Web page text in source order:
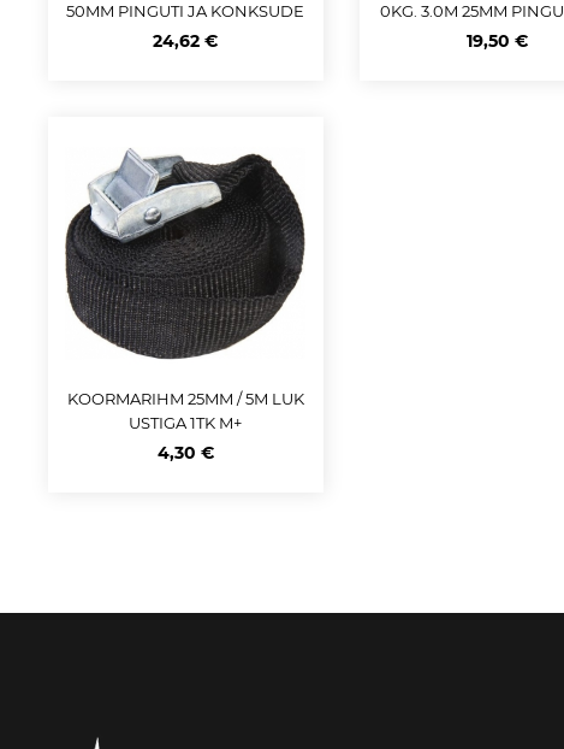
50MM PINGUTI JA KONKSUDE
GA M+
24,62 €
0KG. 3.0M 25MM
ONKSUDEGA M+
19,50 €
KOORMARIHM 25MM / 5M LUK
USTIGA 1TK M+
4,30 €